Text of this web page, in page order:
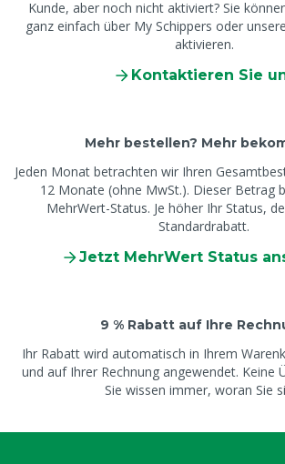
Kunde, aber noch nicht aktiviert? Sie
ganz einfach über My Schippers oder
aktivieren.
Kontaktieren Sie
Mehr bestellen? Mehr
Jeden Monat betrachten wir Ihren
12 Monate (ohne MwSt.). Dieser Betrag
MehrWert-Status. Je höher Ihr Status,
Standardrabatt.
Jetzt MehrWert Status
9 % Rabatt auf Ihre
Ihr Rabatt wird automatisch in Ihrem
und auf Ihrer Rechnung angewendet. Keine
Sie wissen immer, woran Sie